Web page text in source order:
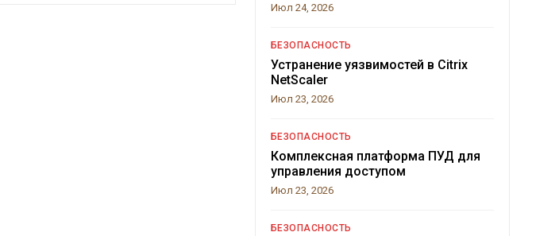
Июл 24, 2026
БЕЗОПАСНОСТЬ
Устранение уязвимостей в Citrix
NetScaler
Июл 23, 2026
БЕЗОПАСНОСТЬ
Комплексная платформа ПУД для
управления доступом
Июл 23, 2026
БЕЗОПАСНОСТЬ